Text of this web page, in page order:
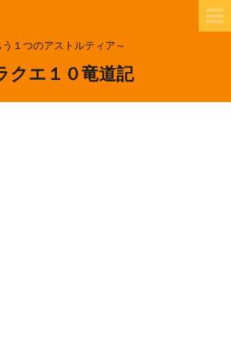
う１つのアストルティア～
クエ１０竜道記